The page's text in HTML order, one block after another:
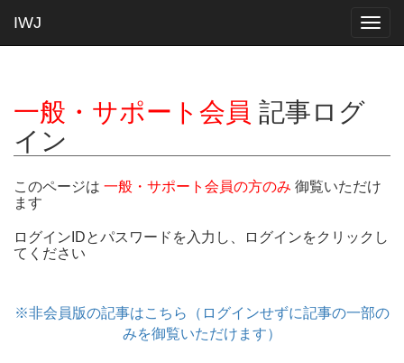
IWJ
一般・サポート会員 記事ログ
イン
このページは 一般・サポート会員の方のみ 御覧いただけ
ます
ログインIDとパスワードを入力し、ログインをクリックし
てください
※非会員版の記事はこちら（ログインせずに記事の一部の
みを御覧いただけます）